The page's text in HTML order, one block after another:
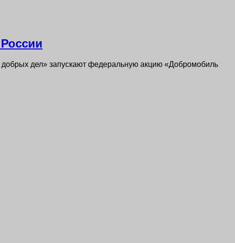
дел» запускают федеральную акцию «Добромобиль